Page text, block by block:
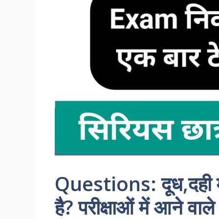
Questions: दूध,दही
है? परीक्षाओं में आने